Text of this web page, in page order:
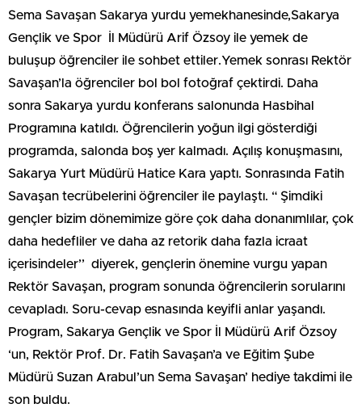
Sema Savaşan Sakarya yurdu yemekhanesinde,Sakarya
Gençlik ve Spor İl Müdürü Arif Özsoy ile yemek de
buluşup öğrenciler ile sohbet ettiler.Yemek sonrası Rektör
Savaşan’la öğrenciler bol bol fotoğraf çektirdi. Daha
sonra Sakarya yurdu konferans salonunda Hasbihal
Programına katıldı. Öğrencilerin yoğun ilgi gösterdiği
programda, salonda boş yer kalmadı. Açılış konuşmasını,
Sakarya Yurt Müdürü Hatice Kara yaptı. Sonrasında Fatih
Savaşan tecrübelerini öğrenciler ile paylaştı. “ Şimdiki
gençler bizim dönemimize göre çok daha donanımlılar, çok
daha hedefliler ve daha az retorik daha fazla icraat
içerisindeler’’ diyerek, gençlerin önemine vurgu yapan
Rektör Savaşan, program sonunda öğrencilerin sorularını
cevapladı. Soru-cevap esnasında keyifli anlar yaşandı.
Program, Sakarya Gençlik ve Spor İl Müdürü Arif Özsoy
‘un, Rektör Prof. Dr. Fatih Savaşan’a ve Eğitim Şube
Müdürü Suzan Arabul’un Sema Savaşan’ hediye takdimi ile
son buldu.